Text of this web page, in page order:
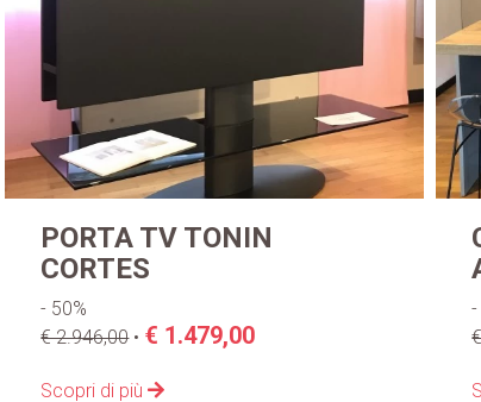
CUCINA CON ISOLA
ARRITAL AK_PROJECT
- 38%
€ 12.000,00 •€ 7.500,00
Scopri di più